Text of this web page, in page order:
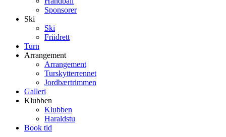
Sponsorer
Ski
Ski
Friidrett
Turn
Arrangement
Arrangement
Turskytterrennet
Jordbærtrimmen
Galleri
Klubben
Klubben
Haraldstu
Book tid